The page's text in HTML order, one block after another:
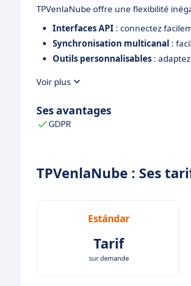
TPVenlaNube offre une flexibilité
Interfaces API : connectez
Synchronisation multicanal :
Outils personnalisables :
Voir plus
Ses avantages
GDPR
TPVenlaNube : Ses
Estándar
Tarif
sur demande